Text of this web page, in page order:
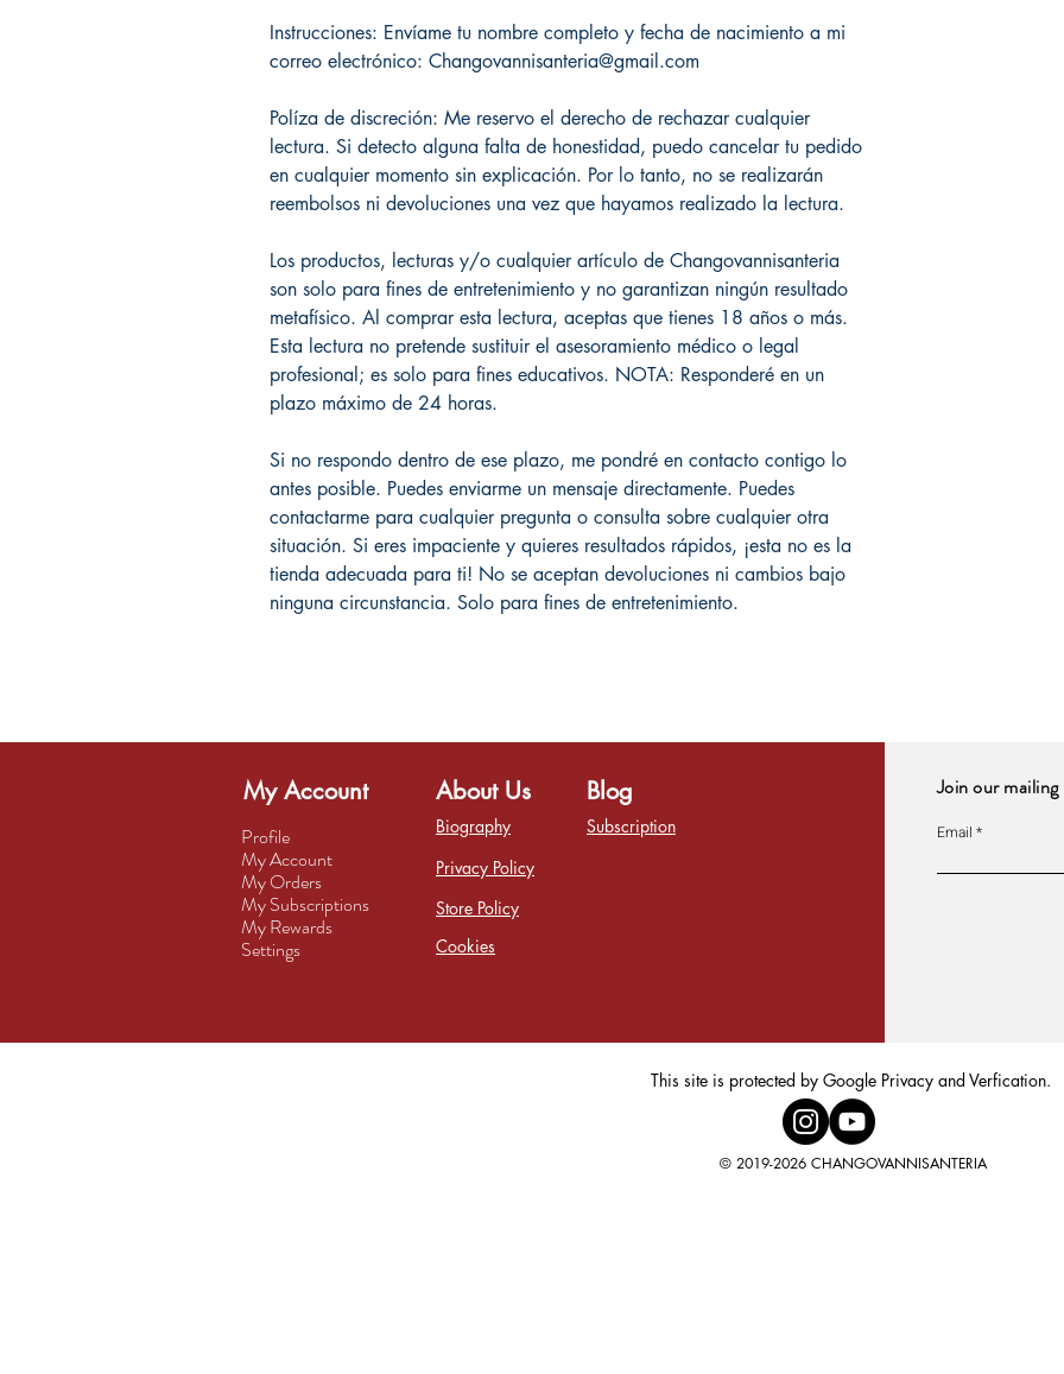
Instrucciones: Envíame tu nombre completo y fecha de nacimiento a mi
correo electrónico: Changovannisanteria@gmail.com
Políza de discreción: Me reservo el derecho de rechazar cualquier
lectura. Si detecto alguna falta de honestidad, puedo cancelar tu pedido
en cualquier momento sin explicación. Por lo tanto, no se realizarán
reembolsos ni devoluciones una vez que hayamos realizado la lectura.
Los productos, lecturas y/o cualquier artículo de Changovannisanteria
son solo para fines de entretenimiento y no garantizan ningún resultado
metafísico. Al comprar esta lectura, aceptas que tienes 18 años o más.
Esta lectura no pretende sustituir el asesoramiento médico o legal
profesional; es solo para fines educativos. NOTA: Responderé en un
plazo máximo de 24 horas.
Si no respondo dentro de ese plazo, me pondré en contacto contigo lo
antes posible. Puedes enviarme un mensaje directamente. Puedes
contactarme para cualquier pregunta o consulta sobre cualquier otra
situación. Si eres impaciente y quieres resultados rápidos, ¡esta no es la
tienda adecuada para ti! No se aceptan devoluciones ni cambios bajo
ninguna circunstancia. Solo para fines de entretenimiento.
My Account
Profile
My Account
My Orders
My Subscriptions
My Rewards
Settings
About Us
Biography
Privacy Policy
Store Policy
Cookies
Blog
Subscription
Join our
Email
This site is protected by Google Privacy and Verfication.
© 2019-2026 CHANGOVANNISANTERIA